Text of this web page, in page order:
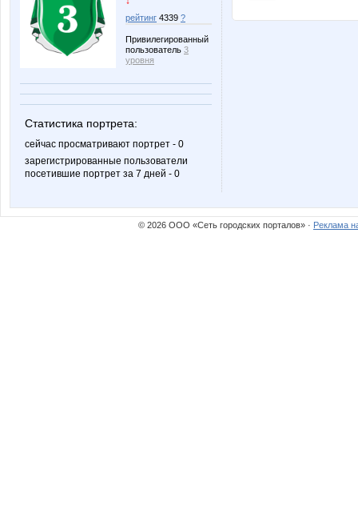
рейтинг 4339 ?
Привилегированный
пользователь 3
уровня
Статистика портрета:
сейчас просматривают портрет - 0
зарегистрированные пользователи
посетившие портрет за 7 дней - 0
© 2026 ООО «Сеть городских порталов» · Реклама